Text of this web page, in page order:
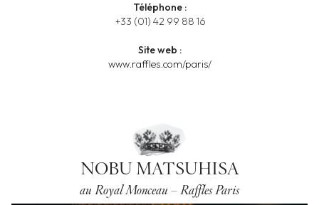
Téléphone :
+33 (01) 42 99 88 16
Site web :
www.raffles.com/paris/
NOBU MATSUHISA
au Royal Monceau – Raffles Paris